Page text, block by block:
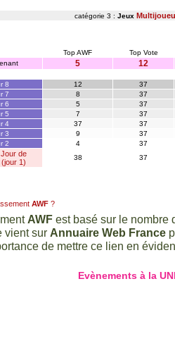
catégorie 3 : Jeux
Top AWF
Top Vote
5 12
8 12
37
7
8
37
6
5
37
5
7
37
4
37
37
3
9
37
2
4 37
de
1)
38 37
AWF ?
AWF est basé sur le nombre
vient sur Annuaire Web France
de mettre ce lien en
Evènements à la